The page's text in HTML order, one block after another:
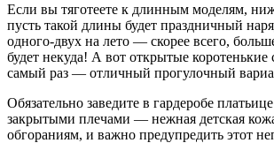
Если вы тяготеете к длинным моделям,
пусть такой длины будет праздничный
одного-двух на лето — скорее всего,
будет некуда! А вот открытые коротенькие
самый раз — отличный прогулочный
Обязательно заведите в гардеробе
закрытыми плечами — нежная детская
обгораниям, и важно предупредить этот